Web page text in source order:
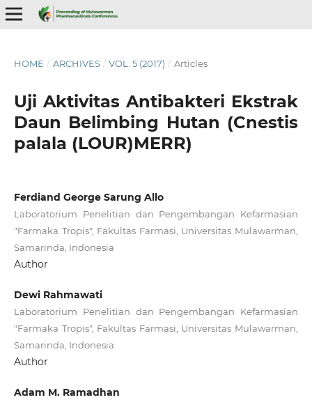
HOME / ARCHIVES / VOL. 5 (2017) / Articles
Uji Aktivitas Antibakteri Ekstrak
Daun Belimbing Hutan (Cnestis
palala (LOUR)MERR)
Ferdiand George Sarung Allo
Laboratorium Penelitian dan Pengembangan Kefarmasian
"Farmaka Tropis", Fakultas Farmasi, Universitas Mulawarman,
Samarinda, Indonesia
Author
Dewi Rahmawati
Laboratorium Penelitian dan Pengembangan Kefarmasian
"Farmaka Tropis", Fakultas Farmasi, Universitas Mulawarman,
Samarinda, Indonesia
Author
Adam M. Ramadhan